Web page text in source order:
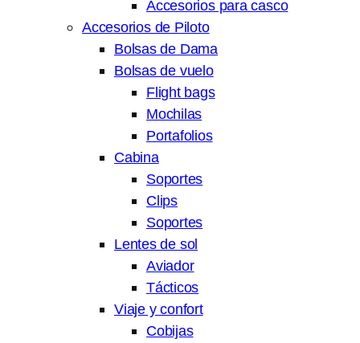
Accesorios para casco
Accesorios de Piloto
Bolsas de Dama
Bolsas de vuelo
Flight bags
Mochilas
Portafolios
Cabina
Soportes
Clips
Soportes
Lentes de sol
Aviador
Tácticos
Viaje y confort
Cobijas